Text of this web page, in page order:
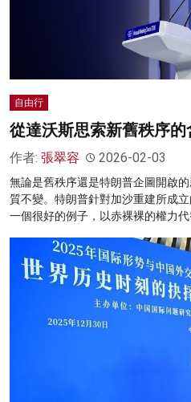
自由行
從達沃斯思索新舊秩序的
作者: 張翠容 2026-02-03
無論是舊秩序還是特朗普企圖開啟
質不變。特朗普針對加沙重建所成
一個很好的例子，以赤裸裸的權力代